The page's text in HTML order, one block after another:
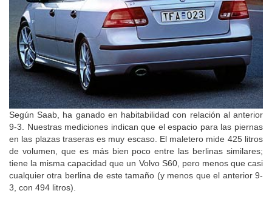
Según Saab, ha ganado en habitabilidad con relación al anterior
9-3. Nuestras mediciones indican que el espacio para las piernas
en las plazas traseras es muy escaso. El maletero mide 425 litros
de volumen, que es más bien poco entre las berlinas similares;
tiene la misma capacidad que un Volvo S60, pero menos que casi
cualquier otra berlina de este tamaño (y menos que el anterior 9-
3, con 494 litros).